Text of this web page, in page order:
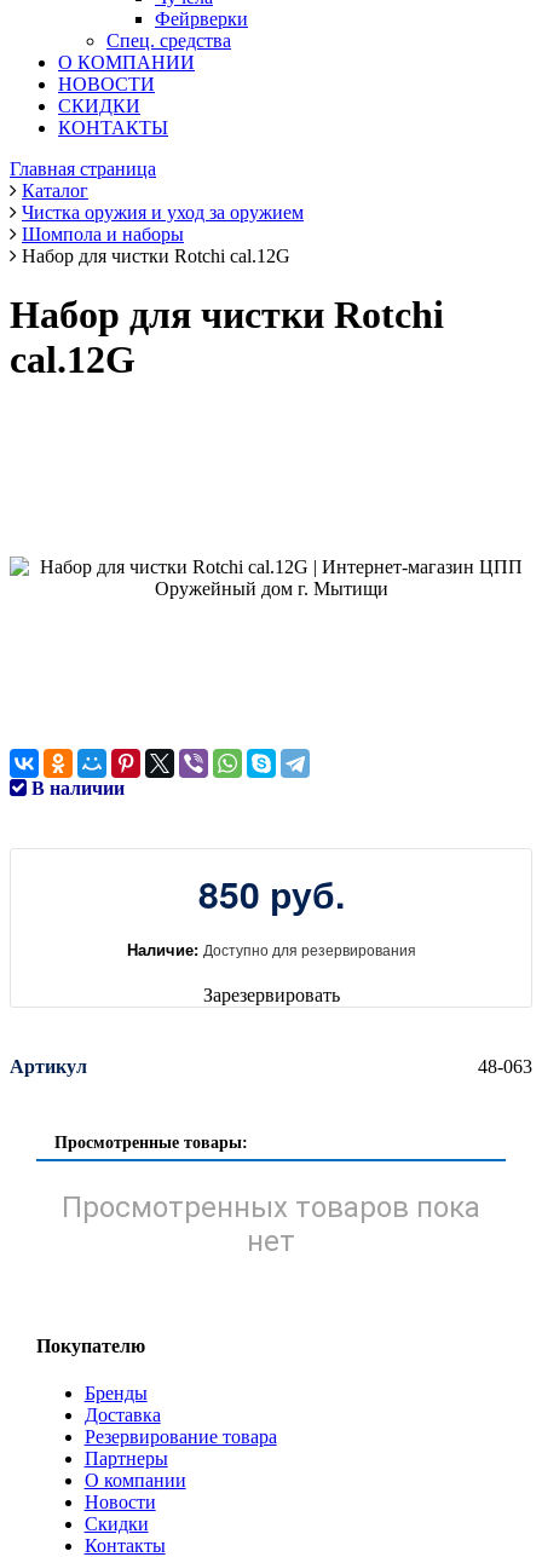
Фейрверки
Спец. средства
О КОМПАНИИ
НОВОСТИ
СКИДКИ
КОНТАКТЫ
Главная страница
Каталог
Чистка оружия и уход за оружием
Шомпола и наборы
Набор для чистки Rotchi cal.12G
Набор для чистки Rotchi
cal.12G
В наличии
850 руб.
Наличие: Доступно для резервирования
Зарезервировать
Артикул 48-063
Просмотренные товары:
Просмотренных товаров пока
нет
Покупателю
Бренды
Доставка
Резервирование товара
Партнеры
О компании
Новости
Скидки
Контакты